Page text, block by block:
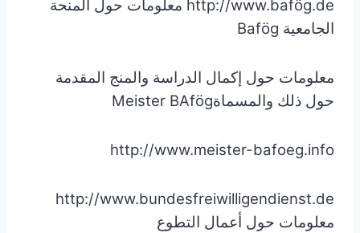
http://www.bafög.de معلومات حول المنحة
الجامعية Bafög
معلومات حول إكمال الدراسة والمنج المقدمة
حول ذلك والمسماةMeister BAfög
http://www.meister-bafoeg.info
http://www.bundesfreiwilligendienst.de
معلومات حول أعمال التطوع